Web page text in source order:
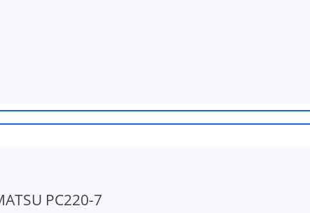
PC220-7